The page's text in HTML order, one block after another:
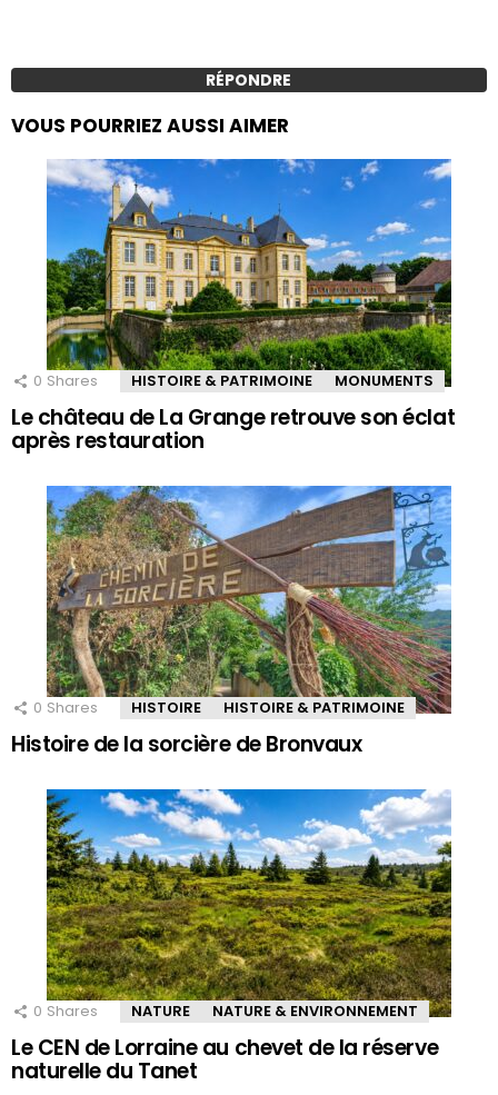
RÉPONDRE
VOUS POURRIEZ AUSSI AIMER
0 Shares HISTOIRE & PATRIMOINE MONUMENTS
Le château de La Grange retrouve son éclat
après restauration
0 Shares HISTOIRE HISTOIRE & PATRIMOINE
Histoire de la sorcière de Bronvaux
0 Shares NATURE NATURE & ENVIRONNEMENT
Le CEN de Lorraine au chevet de la réserve
naturelle du Tanet